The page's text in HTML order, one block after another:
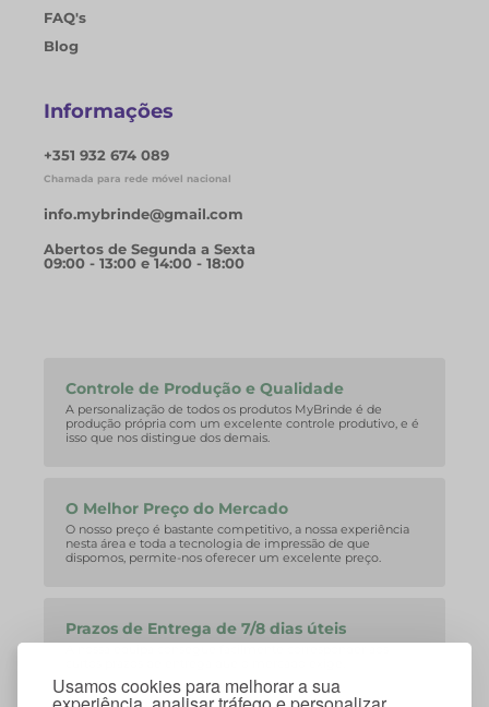
Usamos cookies para melhorar a sua
FAQ's
Blog
Informações
+351 932 674 089
Chamada para rede móvel nacional
info.mybrinde@gmail.com
Abertos de Segunda a Sexta
09:00 - 13:00 e 14:00 - 18:00
Controle de Produção e Qualidade
A personalização de todos os produtos MyBrinde é de
produção própria com um excelente controle produtivo, e é
isso que nos distingue dos demais.
O Melhor Preço do Mercado
O nosso preço é bastante competitivo, a nossa experiência
nesta área e toda a tecnologia de impressão de que
dispomos, permite-nos oferecer um excelente preço.
Prazos de Entrega de 7/8 dias úteis